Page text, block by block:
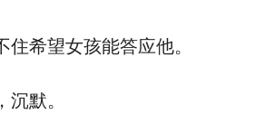
望女孩能答应他。
默。